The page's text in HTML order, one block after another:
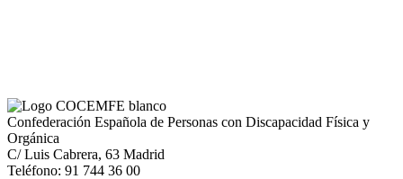
Confederación Española de Personas con Discapacidad Física y
Orgánica
C/ Luis Cabrera, 63 Madrid
Teléfono: 91 744 36 00